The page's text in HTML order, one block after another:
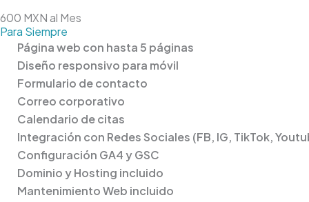
600 MXN al Mes
Para Siempre
Página web con hasta 5 páginas
Diseño responsivo para móvil
Formulario de contacto
Correo corporativo
Calendario de citas
Integración con Redes Sociales (FB, IG, TikTok,
Configuración GA4 y GSC
Dominio y Hosting incluido
Mantenimiento Web incluido